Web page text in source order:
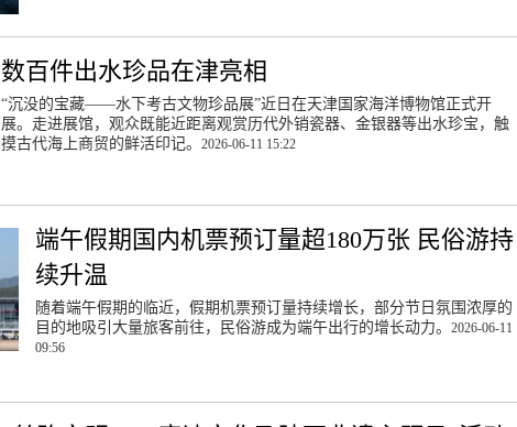
数百件出水珍品在津亮相
“沉没的宝藏——水下考古文物珍品展”近日在天津国家海洋博物馆正式开
展。走进展馆，观众既能近距离观赏历代外销瓷器、金银器等出水珍宝，触
摸古代海上商贸的鲜活印记。 2026-06-11 15:22
端午假期国内机票预订量超180万张 民俗游持
续升温
随着端午假期的临近，假期机票预订量持续增长，部分节日氛围浓厚的
目的地吸引大量旅客前往，民俗游成为端午出行的增长动力。2026-06-11
09:56